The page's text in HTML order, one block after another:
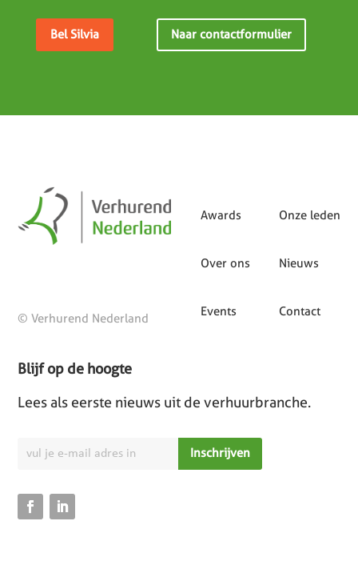
Bel Silvia Naar contactformulier
© Verhurend Nederland
Awards
Over ons
Events
Onze leden
Nieuws
Contact
Blijf op de hoogte
Lees als eerste nieuws uit de verhuurbranche.
Inschrijven